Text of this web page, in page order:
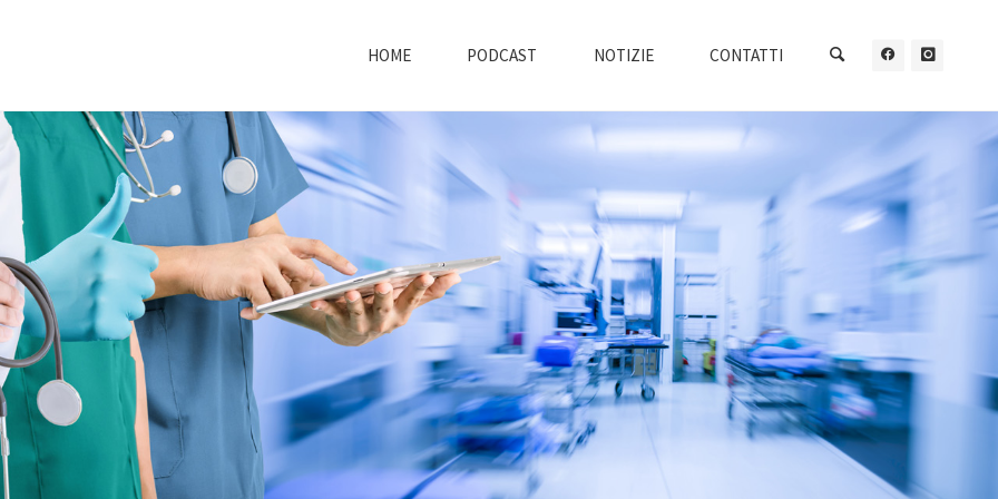
HOME PODCAST NOTIZIE CONTATTI